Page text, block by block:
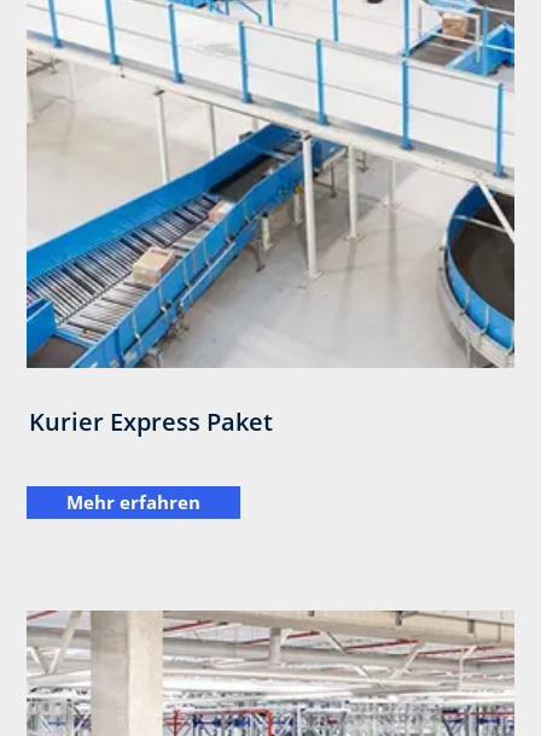
Kurier Express Paket
Mehr erfahren